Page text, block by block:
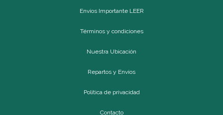
Envíos Importante LEER
Términos y condiciones
Nuestra Ubicación
Repartos y Envíos
Política de privacidad
Contacto